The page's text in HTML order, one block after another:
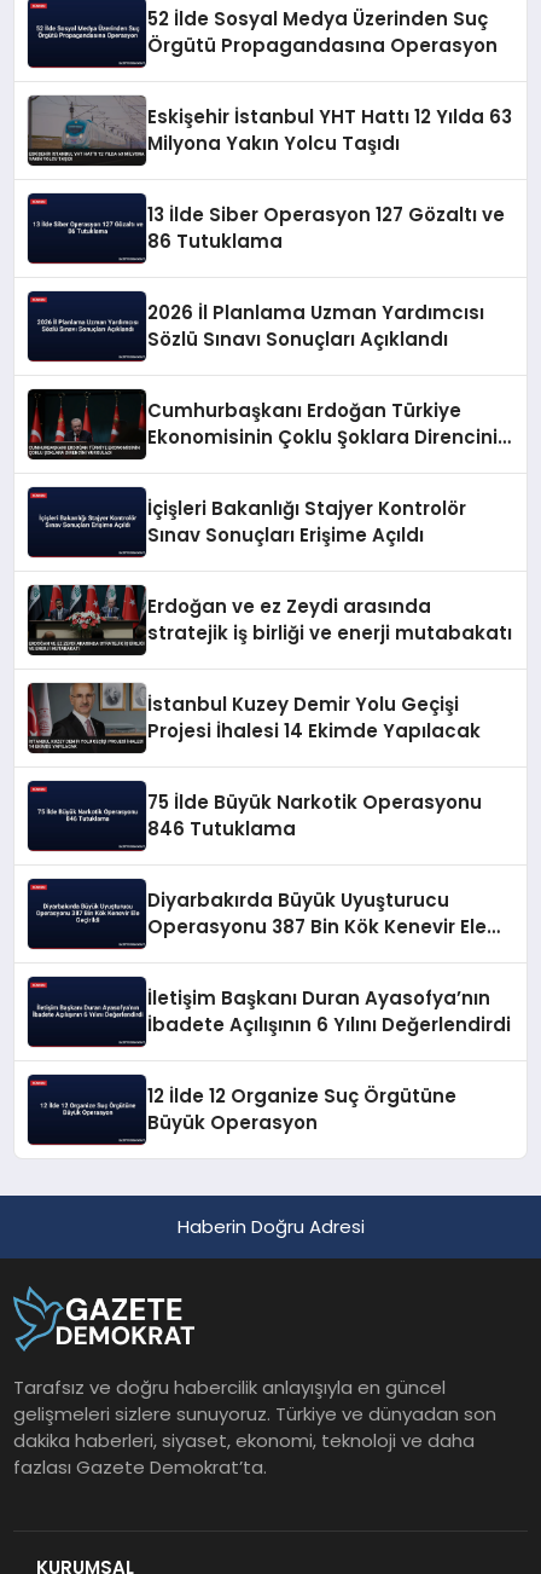
52 İlde Sosyal Medya Üzerinden Suç
Örgütü Propagandasına Operasyon
Eskişehir İstanbul YHT Hattı 12 Yılda 63
Milyona Yakın Yolcu Taşıdı
13 İlde Siber Operasyon 127 Gözaltı ve
86 Tutuklama
2026 İl Planlama Uzman Yardımcısı
Sözlü Sınavı Sonuçları Açıklandı
Cumhurbaşkanı Erdoğan Türkiye
Ekonomisinin Çoklu Şoklara Direncini
İçişleri Bakanlığı Stajyer Kontrolör
Sınav Sonuçları Erişime Açıldı
Erdoğan ve ez Zeydi arasında
stratejik iş birliği ve enerji mutabakatı
İstanbul Kuzey Demir Yolu Geçişi
Projesi İhalesi 14 Ekimde Yapılacak
75 İlde Büyük Narkotik Operasyonu
846 Tutuklama
Diyarbakırda Büyük Uyuşturucu
Operasyonu 387 Bin Kök Kenevir Ele
İletişim Başkanı Duran Ayasofya’nın
İbadete Açılışının 6 Yılını Değerlendirdi
12 İlde 12 Organize Suç Örgütüne
Büyük Operasyon
Haberin Doğru Adresi
Tarafsız ve doğru habercilik anlayışıyla en güncel
gelişmeleri sizlere sunuyoruz. Türkiye ve dünyadan son
dakika haberleri, siyaset, ekonomi, teknoloji ve daha
fazlası Gazete Demokrat’ta.
KURUMSAL